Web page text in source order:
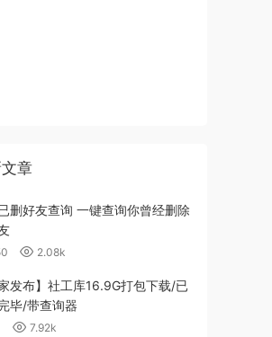
章
删好友查询 一键查询你曾经删除
2.08k
家发布】社工库16.9G打包下载/已
毕/带查询器
7.92k